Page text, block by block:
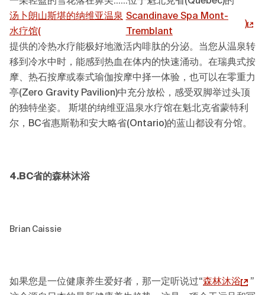
汤卜朗山斯堪的纳维亚温泉
水疗馆(
Scandinave Spa Mont-
Tremblant
)
提供的冷热水疗能极好地激活内啡肽的分泌。当您从温泉转
移到冷水中时，能感到热血在体内的快速涌动。在瑞典式按
摩、热石按摩或泰式瑜伽按摩中择一体验，也可以在零重力
亭(Zero Gravity Pavilion)中充分放松，感受双脚举过头顶
的独特坐姿。 斯堪的纳维亚温泉水疗馆在魁北克省蒙特利
尔，BC省惠斯勒和安大略省(Ontario)的蓝山都设有分馆。
4.BC省的森林沐浴
Brian Caissie
如果您是一位健康养生爱好者，那一定听说过“森林沐浴
”